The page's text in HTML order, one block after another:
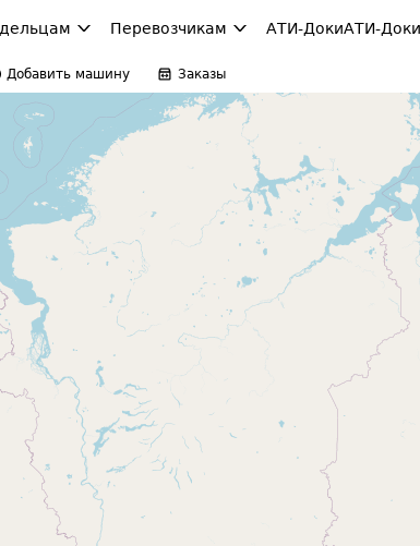
Перевозчикам АТИ-ДокиАТИ-
Добавить машину Заказы